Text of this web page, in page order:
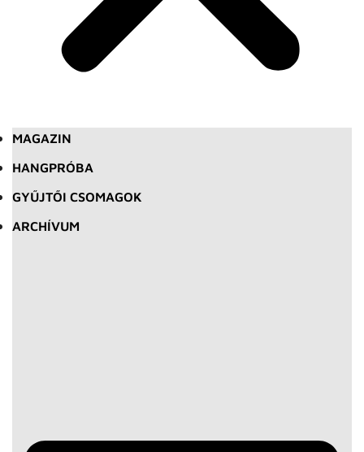
MAGAZIN
HANGPRÓBA
GYŰJTŐI CSOMAGOK
ARCHÍVUM